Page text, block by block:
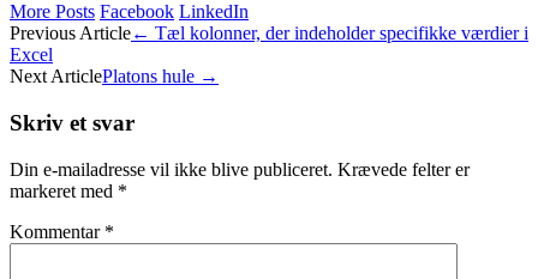
More Posts Facebook LinkedIn
Post
navigation
Previous Article← Tæl kolonner, der indeholder specifikke værdier i
Excel
Next ArticlePlatons hule →
Skriv et svar
Din e-mailadresse vil ikke blive publiceret. Krævede felter er
markeret med *
Kommentar *